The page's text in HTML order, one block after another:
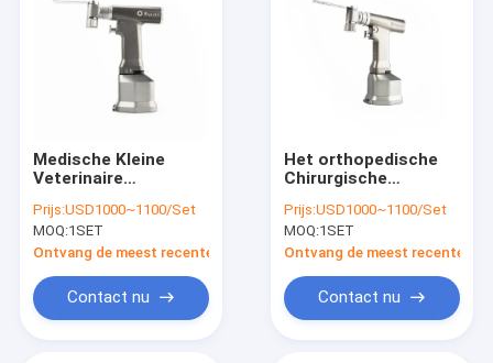
Medische Kleine
Veterinaire
Chirurgische het
Beenzaag van
Machtshulpmiddelen
Prijs:USD1000~1100/Set
MOQ:1SET
Ontvang de meest recente Prijs
Contact nu
Het orthopedische
Chirurgische
Oscillerende Been
zag Gedreven
Lithiumbatterij
Prijs:USD1000~1100/Set
MOQ:1SET
Ontvang de meest recente
Contact nu